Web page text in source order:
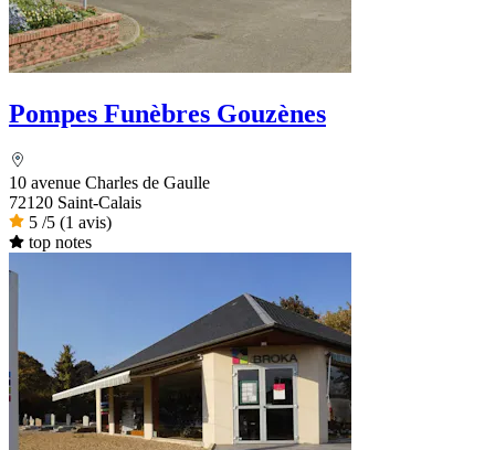
Pompes Funèbres Gouzènes
10 avenue Charles de Gaulle
72120 Saint-Calais
5 /5 (1 avis)
top notes